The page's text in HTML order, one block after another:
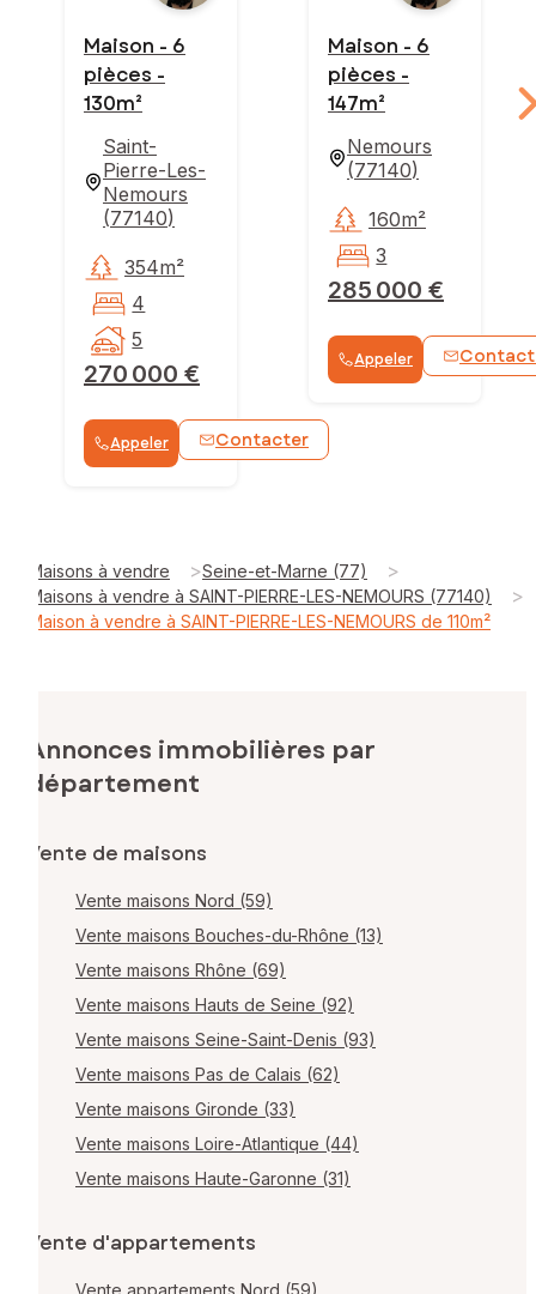
Maison - 6
pièces -
130m²
Saint-
Pierre-Les-
Nemours
(77140)
270 000 €
354m²
4
5
Appeler Contacter
Maison - 6
pièces -
147m²
Nemours
(77140)
285 000 €
160m²
3
Appeler
Maisons à vendre >Seine-et-Marne (77) >
Maisons à vendre à SAINT-PIERRE-LES-NEMOURS (77140) >
Maison à vendre à SAINT-PIERRE-LES-NEMOURS de 110m²
Annonces immobilières par
département
Vente de maisons
Vente maisons Nord (59)
Vente maisons Bouches-du-Rhône (13)
Vente maisons Rhône (69)
Vente maisons Hauts de Seine (92)
Vente maisons Seine-Saint-Denis (93)
Vente maisons Pas de Calais (62)
Vente maisons Gironde (33)
Vente maisons Loire-Atlantique (44)
Vente maisons Haute-Garonne (31)
Vente d'appartements